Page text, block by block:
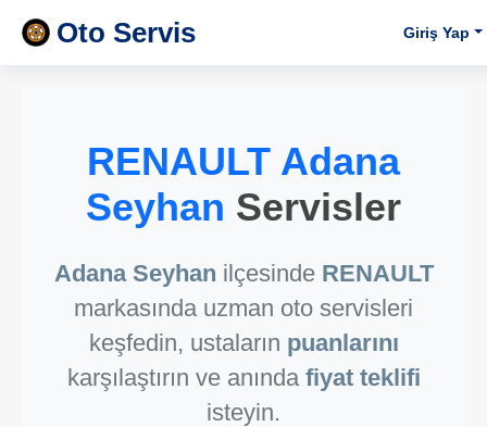
Oto Servis Giriş Yap
RENAULT Adana
Seyhan Servisler
Adana Seyhan ilçesinde RENAULT
markasında uzman oto servisleri
keşfedin, ustaların puanlarını
karşılaştırın ve anında fiyat teklifi
isteyin.